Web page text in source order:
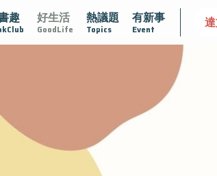
趣 好生活
GoodLife
熱議題
Topics
有新事
Event
攝護腺肥大 守護骨骼健康 達文西手術